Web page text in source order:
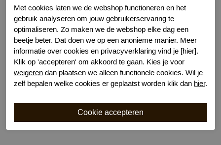
Bestelcode
634103530
Kleur
Rood
Wasvoorschrift
30 graden machinewas
Model
Ital slip
Kenmerk
Naadloos
Kenmerk
Katoenen kruisje
Kenmerk
Bewuste Keuze!
Met cookies laten we de webshop functioneren en het
gebruik analyseren om jouw gebruikerservaring te
optimaliseren. Zo maken we de webshop elke dag een
beetje beter. Dat doen we op een anonieme manier. Meer
informatie over cookies en privacyverklaring vind je [hier].
Klik op 'accepteren' om akkoord te gaan. Kies je voor
weigeren dan plaatsen we alleen functionele cookies. Wil je
zelf bepalen welke cookies er geplaatst worden klik dan hier.